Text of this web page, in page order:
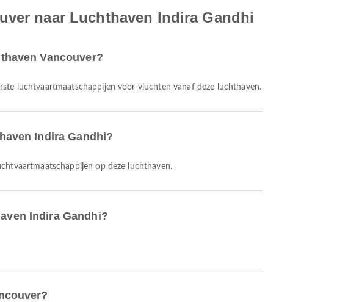
naar Luchthaven Indira Gandhi
Vancouver?
luchtvaartmaatschappijen voor vluchten vanaf deze luchthaven.
Indira Gandhi?
op deze luchthaven.
Indira Gandhi?